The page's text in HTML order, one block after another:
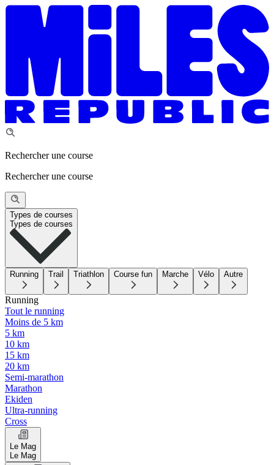
Rechercher une course
Rechercher une course
Types de courses
Types de courses
Running Trail Triathlon Course fun Marche Vélo Autre
Running
Tout le running
Moins de 5 km
5 km
10 km
15 km
20 km
Semi-marathon
Marathon
Ekiden
Ultra-running
Cross
Le Mag
Le Mag